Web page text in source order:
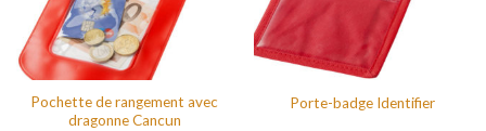
Pochette de rangement avec
dragonne Cancun
Porte-badge Identifier